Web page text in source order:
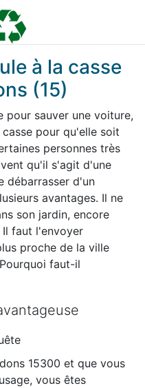
à la casse
(15)
pour sauver une voiture,
pour qu'elle soit
personnes très
qu'il s'agit d'une
débarrasser d'un
avantages. Il ne
son jardin, encore
Il faut l'envoyer
proche de la ville
faut-il
15300 et que vous
vous êtes